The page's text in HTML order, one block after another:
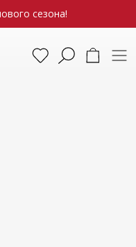
сезона!